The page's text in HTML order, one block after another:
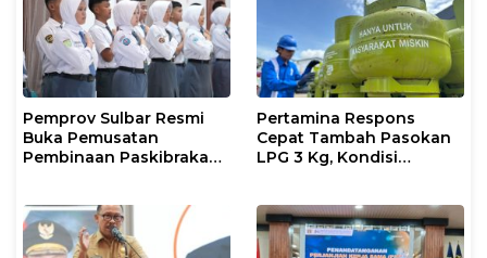
Pemprov Sulbar Resmi
Buka Pemusatan
Pembinaan Paskibraka
Pertamina Respons
Cepat Tambah Pasokan
LPG 3 Kg, Kondisi